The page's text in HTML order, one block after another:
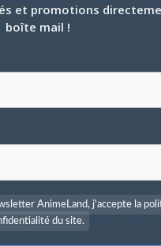
bataille se profile. Kiyoi
Elle est prête à mettre fin
et une nouvelle carte est
Kurebayashi, Hitoe Uemura
bataille finale…
et promotions
boîte mail !
AnimeLand, j'accepte la
du site.